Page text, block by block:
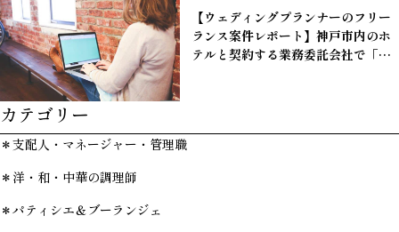
パートナー企業・フリーランス職
【ウェディングプランナーのフリー
ランス案件レポート】神戸市内のホ
テルと契約する業務委託会社で「フ
カテゴリー
＊支配人・マネージャー・管理職
＊洋・和・中華の調理師
＊パティシエ＆ブーランジェ